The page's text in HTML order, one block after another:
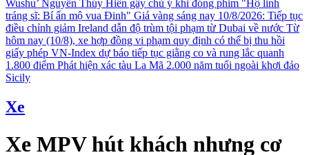
Wushu’ Nguyễn Thúy Hiền gây chú ý khi đóng phim "Hộ linh
tráng sĩ: Bí ẩn mộ vua Đinh" Giá vàng sáng nay 10/8/2026: Tiếp tục
điều chỉnh giảm Ireland dẫn độ trùm tội phạm từ Dubai về nước Từ
hôm nay (10/8), xe hợp đồng vi phạm quy định có thể bị thu hồi
giấy phép VN-Index dự báo tiếp tục giằng co và rung lắc quanh
1.800 điểm Phát hiện xác tàu La Mã 2.000 năm tuổi ngoài khơi đảo
Sicily
Xe
Xe MPV hút khách nhưng cơ